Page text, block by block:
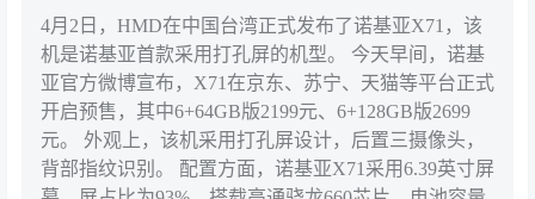
4月2日，HMD在中国台湾正式发布了诺基亚X71，该
机是诺基亚首款采用打孔屏的机型。 今天早间，诺基
亚官方微博宣布，X71在京东、苏宁、天猫等平台正式
开启预售，其中6+64GB版2199元、6+128GB版2699
元。 外观上，该机采用打孔屏设计，后置三摄像头，
背部指纹识别。 配置方面，诺基亚X71采用6.39英寸屏